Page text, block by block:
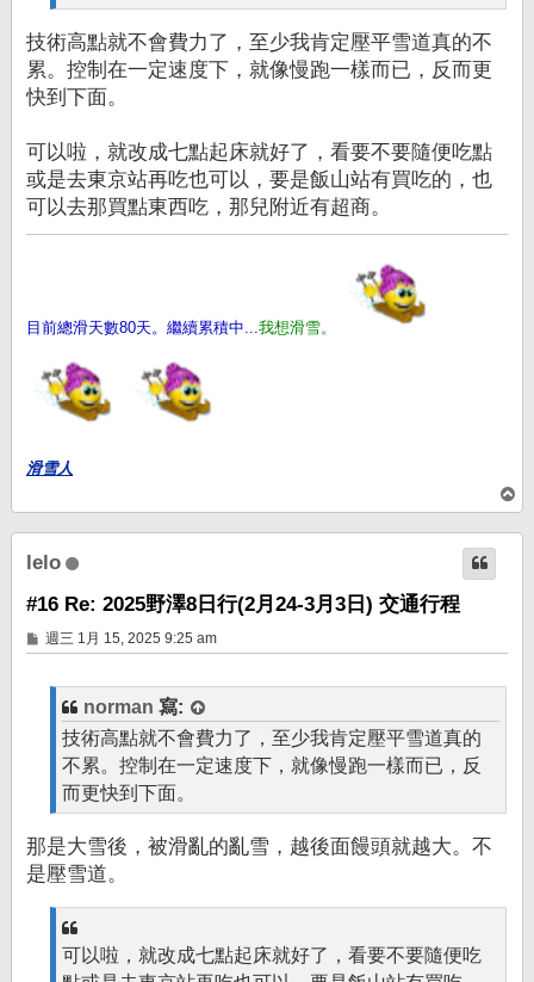
技術高點就不會費力了，至少我肯定壓平雪道真的不
累。控制在一定速度下，就像慢跑一樣而已，反而更
快到下面。
可以啦，就改成七點起床就好了，看要不要隨便吃點
或是去東京站再吃也可以，要是飯山站有買吃的，也
可以去那買點東西吃，那兒附近有超商。
目前總滑天數80天。繼續累積中...我想滑雪。
滑雪人
頂
端
lelo
#16 Re: 2025野澤8日行(2月24-3月3日) 交通行程
文
章
週三 1月 15, 2025 9:25 am
norman 寫:
技術高點就不會費力了，至少我肯定壓平雪道真的
不累。控制在一定速度下，就像慢跑一樣而已，反
而更快到下面。
那是大雪後，被滑亂的亂雪，越後面饅頭就越大。不
是壓雪道。
可以啦，就改成七點起床就好了，看要不要隨便吃